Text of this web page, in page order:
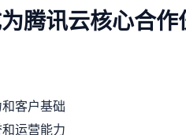
腾讯云核心合作
客户基础
运营能力